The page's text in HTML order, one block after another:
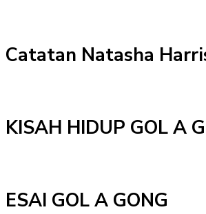
Catatan Natasha
KISAH HIDUP GOL A
ESAI GOL A GONG